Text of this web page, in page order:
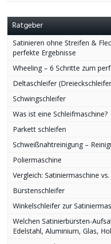
Ratgeber
Satinieren ohne Streifen &
perfekte Ergebnisse
Wheeling – 6 Schritte zum
Deltaschleifer
Schwingschleifer
Was ist eine Schleifmaschine?
Parkett schleifen
Schweißnahtreinigung –
Poliermaschine
Vergleich: Satiniermaschine
Bürstenschleifer
Winkelschleifer zur
Welchen Satinierbürsten-
Edelstahl, Aluminium, Glas,